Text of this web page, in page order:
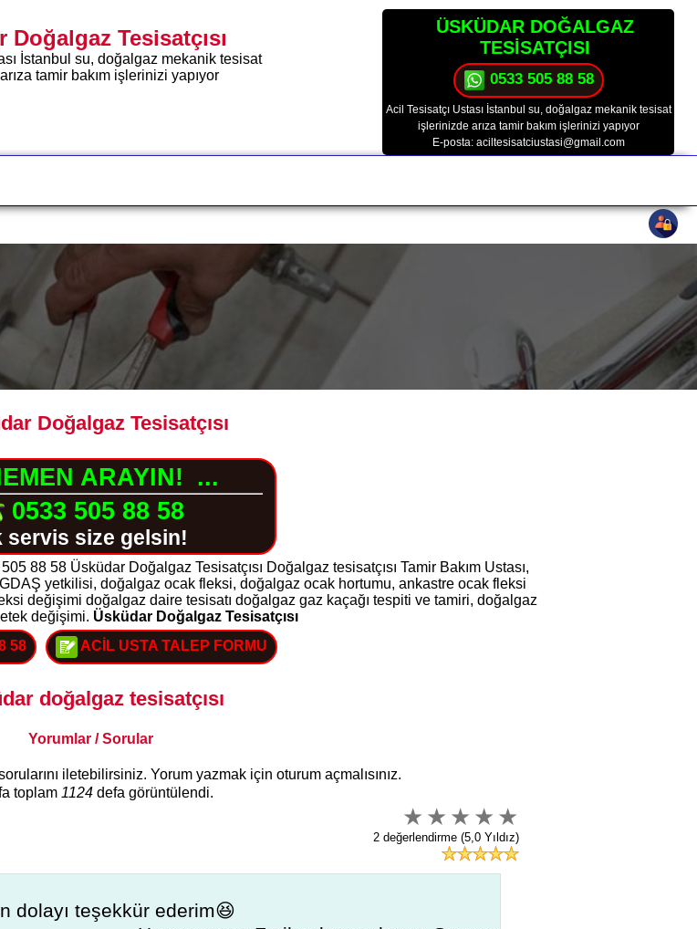
Doğalgaz Tesisatçısı
İstanbul su, doğalgaz mekanik tesisat
tamir bakım işlerinizi yapıyor
ÜSKÜDAR DOĞALGAZ
TESİSATÇISI
0533 505 88 58
Acil Tesisatçı Ustası İstanbul su, doğalgaz mekanik tesisat
işlerinizde arıza tamir bakım işlerinizi yapıyor
E-posta: aciltesisatciustasi@gmail.com
Doğalgaz Tesisatçısı
ARAYIN! ...
0533 505 88 58
servis size gelsin!
88 58 Üsküdar Doğalgaz Tesisatçısı Doğalgaz tesisatçısı Tamir Bakım Ustası,
yetkilisi, doğalgaz ocak fleksi, doğalgaz ocak hortumu, ankastre ocak fleksi
değişimi doğalgaz daire tesisatı doğalgaz gaz kaçağı tespiti ve tamiri, doğalgaz
değişimi. Üsküdar Doğalgaz Tesisatçısı
58
ACİL USTA TALEP FORMU
doğalgaz tesisatçısı
Yorumlar / Sorular
iletebilirsiniz. Yorum yazmak için oturum açmalısınız.
toplam 1124 defa görüntülendi.
2 değerlendirme (5,0 Yıldız)
dolayı teşekkür ederim😆